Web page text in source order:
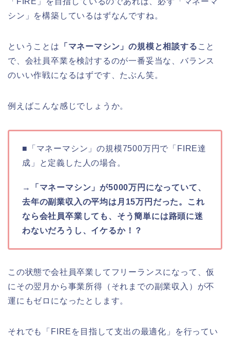
シン」を構築しているはずなんですね。
ということは 「マネーマシン」の規模と相談する こと
で、会社員卒業を検討するのが一番妥当な、バランス
のいい作戦になるはずです、たぶん笑。
例えばこんな感じでしょうか。
■「マネーマシン」の規模7500万円で「FIRE達
成」と定義した人の場合。
→
「マネーマシン」が5000万円になっていて、
去年の副業収入の平均は月15万円だった。これ
なら会社員卒業しても、そう簡単には路頭に迷
わないだろうし、イケるか！？
この状態で会社員卒業してフリーランスになって、仮
にその翌月から事業所得（それまでの副業収入）が不
運にもゼロになったとします。
それでも「FIREを目指して支出の最適化」を行ってい